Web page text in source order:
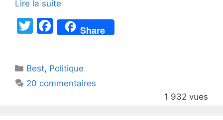
Lire la suite
T
er
F
a
e
b
Share
Catégories
Best, Politique
20 commentaires
1 932 vues